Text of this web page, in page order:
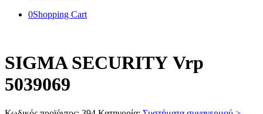
0Shopping Cart
SΙGΜΑ SΕCURΙΤΥ Vrp
5039069